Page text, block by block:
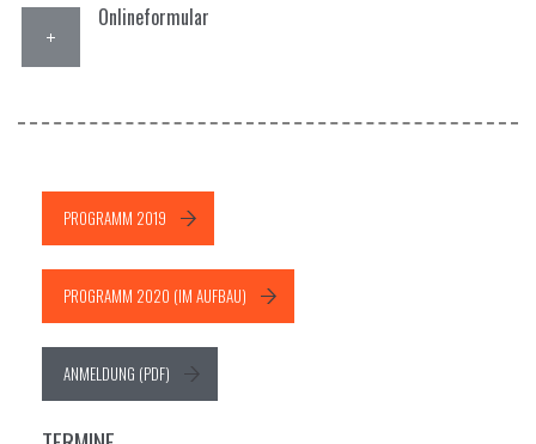
Onlineformular
PROGRAMM 2019
PROGRAMM 2020 (IM AUFBAU)
ANMELDUNG (PDF)